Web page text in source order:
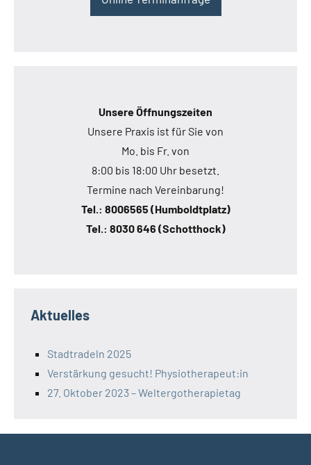
Unsere Öffnungszeiten
Unsere Praxis ist für Sie von
Mo. bis Fr. von
8:00 bis 18:00 Uhr besetzt.
Termine nach Vereinbarung!
Tel.: 8006565 (Humboldtplatz)
Tel.: 8030 646 (Schotthock)
Aktuelles
Stadtradeln 2025
Verstärkung gesucht! Physiotherapeut:in
27. Oktober 2023 – Weltergotherapietag